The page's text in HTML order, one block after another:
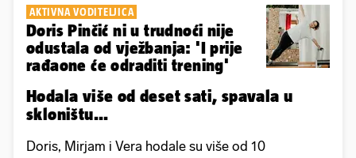
AKTIVNA VODITELJICA
Doris Pinčić ni u trudnoći nije
odustala od vježbanja: 'I prije
rađaone će odraditi trening'
Hodala više od deset sati, spavala u
skloništu...
Doris, Mirjam i Vera hodale su više od 10